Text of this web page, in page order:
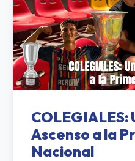
COLEGIALES:
Ascenso a la
Nacional